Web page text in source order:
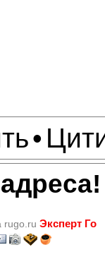
•
rugo.ru Эксперт Го